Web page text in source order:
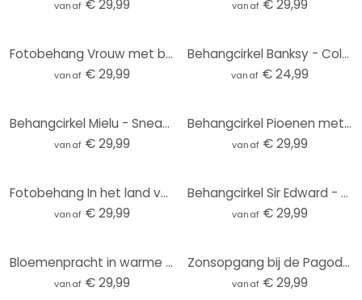
vanaf € 29,99 vanaf € 29,99
Fotobehang Vrouw met bloemenkroon en katten - Hülya - Rond - Zelfklevend/niet-geweven
vanaf € 29,99
Behangcirkel Banksy - Coloured Rain - vliesbehang/zelfklevend vliesbehang
vanaf € 24,99
Behangcirkel Mielu - Sneaker - vliesbehang/zelfklevend vliesbehang
vanaf € 29,99
Behangcirkel Pioenen met grote bloemen - SpaceFrog Designs - vliesbehang/zelfklevend vliesbehang
vanaf € 29,99
Fotobehang In het land van de dinosaurussen - Blauw - Kikki Belle - Rond - vliesbehang/zelfklevend v
vanaf € 29,99
Behangcirkel Sir Edward - Botanisch - vliesbehang/zelfklevend vliesbehang
vanaf € 29,99
Bloemenpracht in warme pasteltinten | Bloemenbehang - Paksoylu - Rond - vliesbehang/zelfklevend vlie
vanaf € 29,99
Zonsopgang bij de Pagode | Japan Kunst - Roze - Rond behang - vliesbehang/zelfklevend vliesbehang
vanaf € 29,99